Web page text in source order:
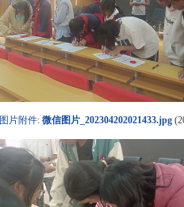
图片附件:微信图片_202304202021433.jpg